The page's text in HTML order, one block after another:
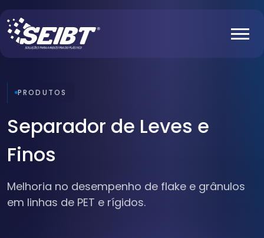
PRODUTOS
Separador de Leves e
Finos
Melhoria no desempenho de flake e grânulos
em linhas de PET e rígidos.